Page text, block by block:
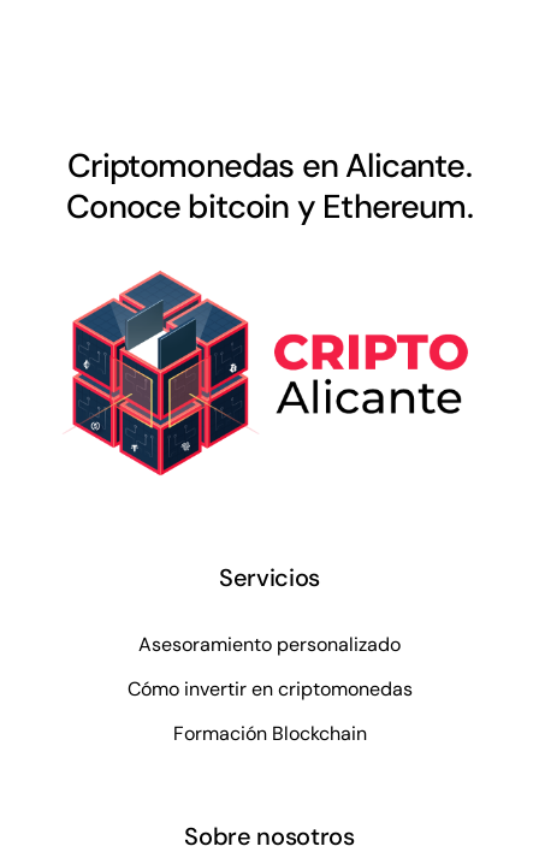
Criptomonedas en Alicante.
Conoce bitcoin y Ethereum.
Servicios
Asesoramiento personalizado
Cómo invertir en criptomonedas
Formación Blockchain
Sobre nosotros